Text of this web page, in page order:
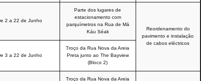
2 a 22 de Junho
Parte dos lugares de
estacionamento com
parquímetros na Rua de Má
Káu Séak
Reordenamento do
pavimento e instalação
de cabos eléctricos
3 a 22 de Junho
Troço da Rua Nova da Areia
Preta junto ao The Bayview
(Bloco 2)
Troço da Rua Nova da Areia